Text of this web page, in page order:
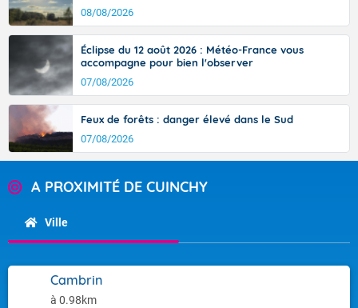
08/08/2026
Éclipse du 12 août 2026 : Météo-France vous
accompagne pour bien l'observer
07/08/2026
Feux de forêts : danger élevé dans le Sud
07/08/2026
A PROXIMITÉ DE CUINCHY
Ville
Cambrin
à 0.98km